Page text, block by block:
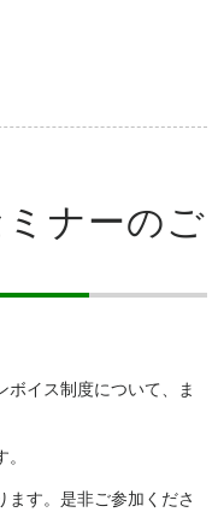
ナーのご
ボイス制度について、ま
ます。是非ご参加くださ